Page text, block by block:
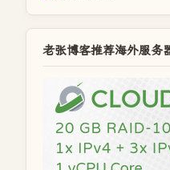
老张博客推荐海外服务